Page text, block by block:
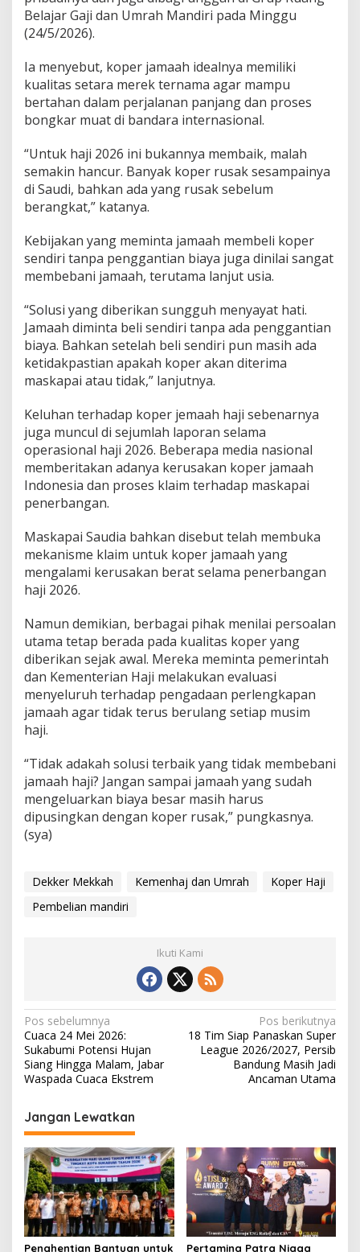
Belajar Gaji dan Umrah Mandiri pada Minggu
(24/5/2026).
Ia menyebut, koper jamaah idealnya memiliki
kualitas setara merek ternama agar mampu
bertahan dalam perjalanan panjang dan proses
bongkar muat di bandara internasional.
“Untuk haji 2026 ini bukannya membaik, malah
semakin hancur. Banyak koper rusak sesampainya
di Saudi, bahkan ada yang rusak sebelum
berangkat,” katanya.
Kebijakan yang meminta jamaah membeli koper
sendiri tanpa penggantian biaya juga dinilai sangat
membebani jamaah, terutama lanjut usia.
“Solusi yang diberikan sungguh menyayat hati.
Jamaah diminta beli sendiri tanpa ada penggantian
biaya. Bahkan setelah beli sendiri pun masih ada
ketidakpastian apakah koper akan diterima
maskapai atau tidak,” lanjutnya.
Keluhan terhadap koper jemaah haji sebenarnya
juga muncul di sejumlah laporan selama
operasional haji 2026. Beberapa media nasional
memberitakan adanya kerusakan koper jamaah
Indonesia dan proses klaim terhadap maskapai
penerbangan.
Maskapai Saudia bahkan disebut telah membuka
mekanisme klaim untuk koper jamaah yang
mengalami kerusakan berat selama penerbangan
haji 2026.
Namun demikian, berbagai pihak menilai persoalan
utama tetap berada pada kualitas koper yang
diberikan sejak awal. Mereka meminta pemerintah
dan Kementerian Haji melakukan evaluasi
menyeluruh terhadap pengadaan perlengkapan
jamaah agar tidak terus berulang setiap musim
haji.
“Tidak adakah solusi terbaik yang tidak membebani
jamaah haji? Jangan sampai jamaah yang sudah
mengeluarkan biaya besar masih harus
dipusingkan dengan koper rusak,” pungkasnya.
(sya)
Dekker Mekkah Kemenhaj dan Umrah
Koper Haji
Pembelian mandiri
Ikuti Kami
N
a
v
i
g
a
s
i
p
o
Pos sebelumnya
Cuaca 24 Mei 2026:
Sukabumi Potensi Hujan
Siang Hingga Malam, Jabar
Waspada Cuaca Ekstrem
Pos berikutnya
18 Tim Siap Panaskan Super
League 2026/2027, Persib
Bandung Masih Jadi
Ancaman Utama
Jangan Lewatkan
Penghentian Bantuan untuk Pertamina Patra Niaga